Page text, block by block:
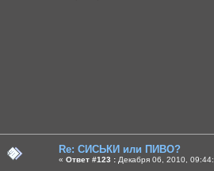
Re: СИСЬКИ или ПИВО?
« Ответ #123 : Декабря 06, 2010,